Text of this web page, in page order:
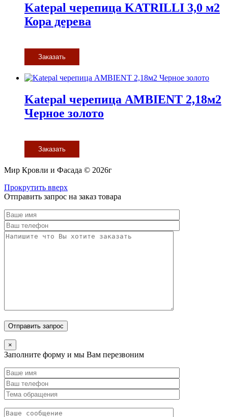
Katepal черепица KATRILLI 3,0 м2
Кора дерева
Заказать
Katepal черепица AMBIENT 2,18м2
Черное золото
Заказать
Мир Кровли и Фасада © 2026г
Прокрутить вверх
Отправить запрос на заказ товара
×
Заполните форму и мы Вам перезвоним